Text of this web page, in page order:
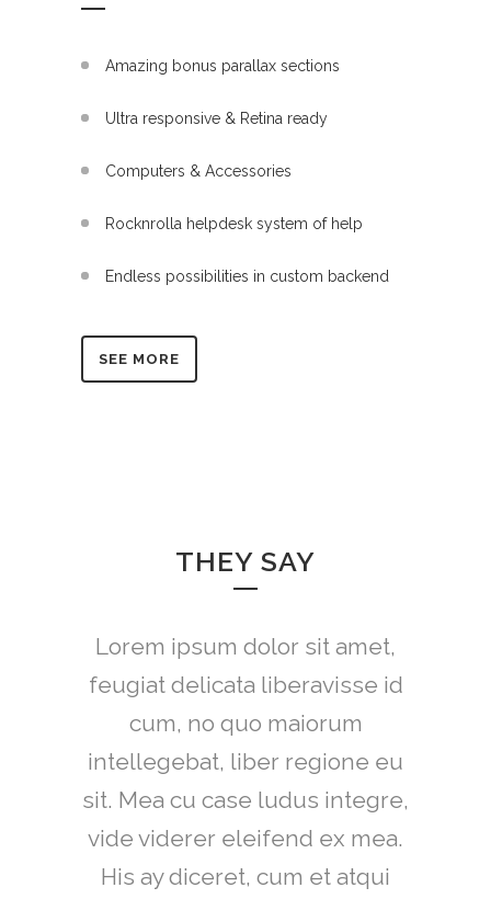
Amazing bonus parallax sections
Ultra responsive & Retina ready
Computers & Accessories
Rocknrolla helpdesk system of help
Endless possibilities in custom backend
SEE MORE
THEY SAY
Lorem ipsum dolor sit amet,
feugiat delicata liberavisse id
cum, no quo maiorum
intellegebat, liber regione eu
sit. Mea cu case ludus integre,
vide viderer eleifend ex mea.
His ay diceret, cum et atqui